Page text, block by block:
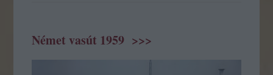
Német vasút 1959 >>>